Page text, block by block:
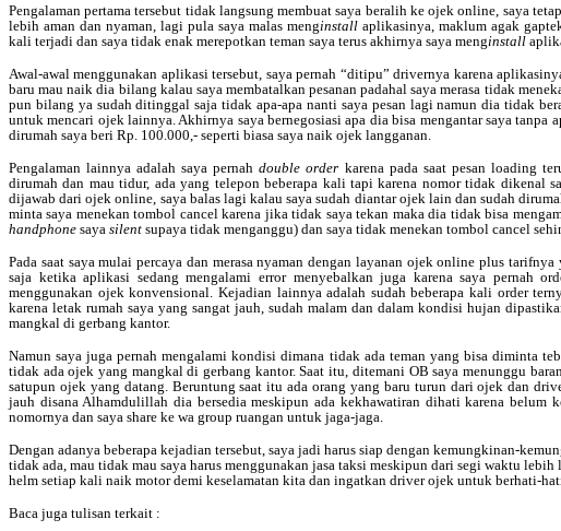
Pengalaman pertama tersebut tidak langsung membuat saya beralih ke ojek online, saya
lebih aman dan nyaman, lagi pula saya malas menginstallaplikasinya, maklum agak
kali terjadi dan saya tidak enak merepotkan teman saya terus akhirnya saya menginstall
Awal-awal menggunakan aplikasi tersebut, saya pernah “ditipu” drivernya karena
baru mau naik dia bilang kalau saya membatalkan pesanan padahal saya merasa tidak
pun bilang ya sudah ditinggal saja tidak apa-apa nanti saya pesan lagi namun dia tidak
untuk mencari ojek lainnya. Akhirnya saya bernegosiasi apa dia bisa mengantar saya
dirumah saya beri Rp. 100.000,- seperti biasa saya naik ojek langganan.
Pengalaman lainnya adalah saya pernahdouble order karena pada saat pesan loading
dirumah dan mau tidur, ada yang telepon beberapa kali tapi karena nomor tidak dikenal
dijawab dari ojek online, saya balas lagi kalau saya sudah diantar ojek lain dan sudah
minta saya menekan tombol cancel karena jika tidak saya tekan maka dia tidak bisa
handphone saya silent supaya tidak menganggu) dan saya tidak menekan tombol cancel
Pada saat saya mulai percaya dan merasa nyaman dengan layanan ojek online plus
saja ketika aplikasi sedang mengalami error menyebalkan juga karena saya pernah
menggunakan ojek konvensional. Kejadian lainnya adalah sudah beberapa kali order
karena letak rumah saya yang sangat jauh, sudah malam dan dalam kondisi hujan
mangkal di gerbang kantor.
Namun saya juga pernah mengalami kondisi dimana tidak ada teman yang bisa diminta
tidak ada ojek yang mangkal di gerbang kantor. Saat itu, ditemani OB saya menunggu
satupun ojek yang datang. Beruntung saat itu ada orang yang baru turun dari ojek dan
jauh disana Alhamdulillah dia bersedia meskipun ada kekhawatiran dihati karena belum
nomornya dan saya share ke wa group ruangan untuk jaga-jaga.
Dengan adanya beberapa kejadian tersebut, saya jadi harus siap dengan kemungkinan-
tidak ada, mau tidak mau saya harus menggunakan jasa taksi meskipun dari segi waktu
helm setiap kali naik motor demi keselamatan kita dan ingatkan driver ojek untuk berhati-
Baca juga tulisan terkait :